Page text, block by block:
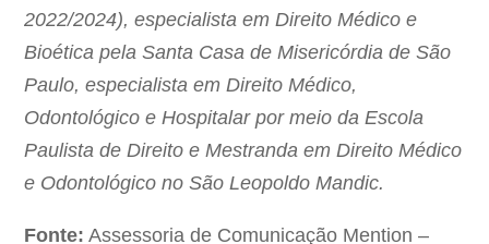
2022/2024), especialista em Direito Médico e
Bioética pela Santa Casa de Misericórdia de São
Paulo, especialista em Direito Médico,
Odontológico e Hospitalar por meio da Escola
Paulista de Direito e Mestranda em Direito Médico
e Odontológico no São Leopoldo Mandic.
Fonte: Assessoria de Comunicação Mention –